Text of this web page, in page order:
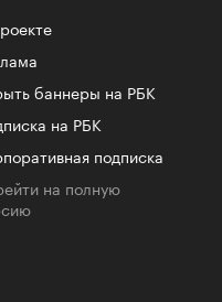
баннеры на РБК
на РБК
подписка
на полную